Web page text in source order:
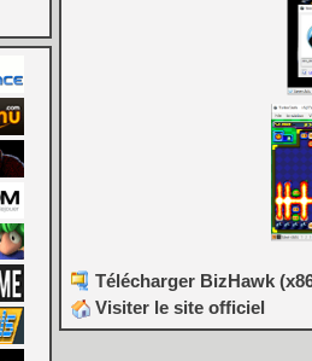
Télécharger BizHawk
Visiter le site officiel